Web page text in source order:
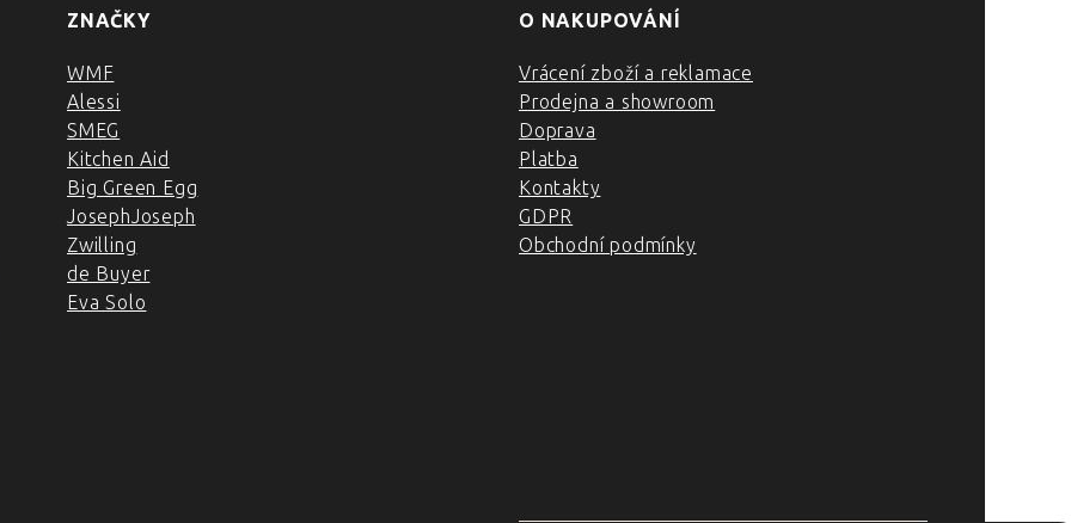
ZNAČKY
WMF
Alessi
SMEG
Kitchen Aid
Big Green Egg
JosephJoseph
Zwilling
de Buyer
Eva Solo
O NAKUPOVÁNÍ
Vrácení zboží a reklamace
Prodejna a showroom
Doprava
Platba
Kontakty
GDPR
Obchodní podmínky